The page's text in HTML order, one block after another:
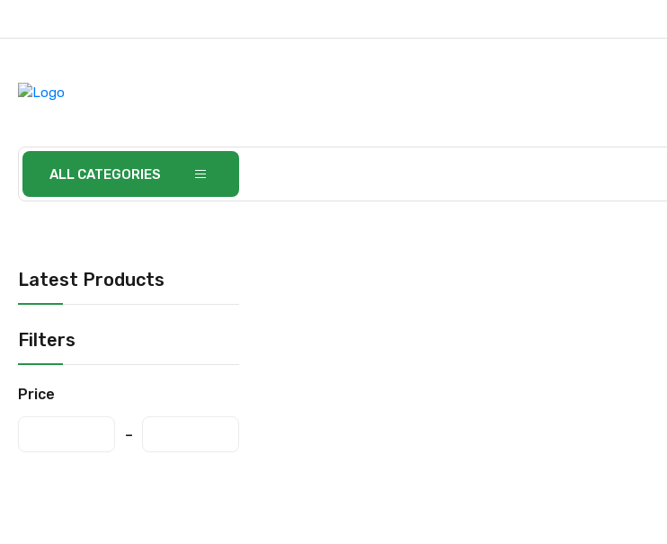
ALL CATEGORIES
Latest Products
Filters
Price